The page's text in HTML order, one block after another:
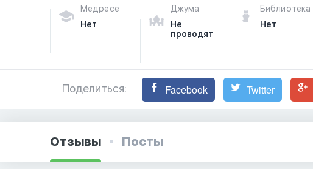
Медресе
Нет
Джума
Не
проводят
Библиотека
Нет
Поделиться: Facebook Twitter
Отзывы Посты